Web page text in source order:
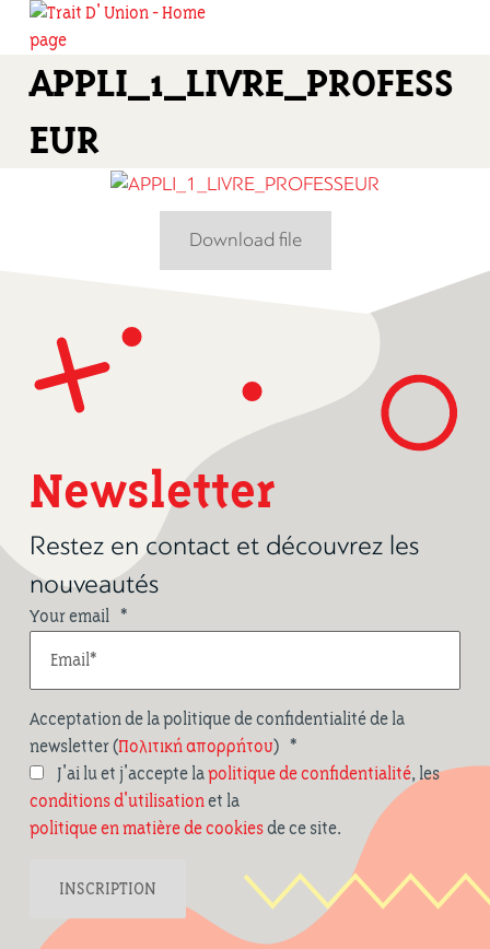
APPLI_1_LIVRE_PROFESS
EUR
Download file
Newsletter
Restez en contact et découvrez les
nouveautés
Your email *
Acceptation de la politique de confidentialité de la
newsletter (Πολιτική απορρήτου)
*
J'ai lu et j'accepte lapolitique de confidentialité, les
conditions d'utilisationet la
politique en matière de cookiesde ce site.